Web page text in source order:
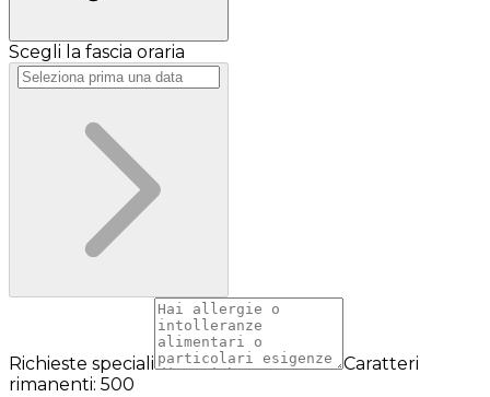
Scegli la fascia oraria
Richieste speciali
Caratteri
rimanenti: 500